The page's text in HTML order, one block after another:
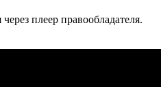
пле­ер пра­во­об­ла­да­те­ля.